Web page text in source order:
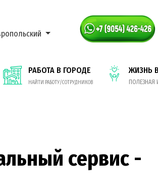
РАБОТА В ГОРОДЕ
НАЙТИ РАБОТУ/СОТРУДНИКОВ
ЖИЗНЬ
ПОЛЕЗНАЯ
сервис -